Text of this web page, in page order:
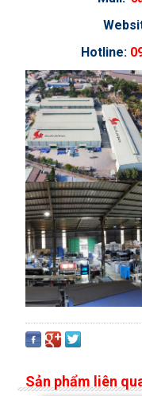
Hotline:
Sản phẩm liên